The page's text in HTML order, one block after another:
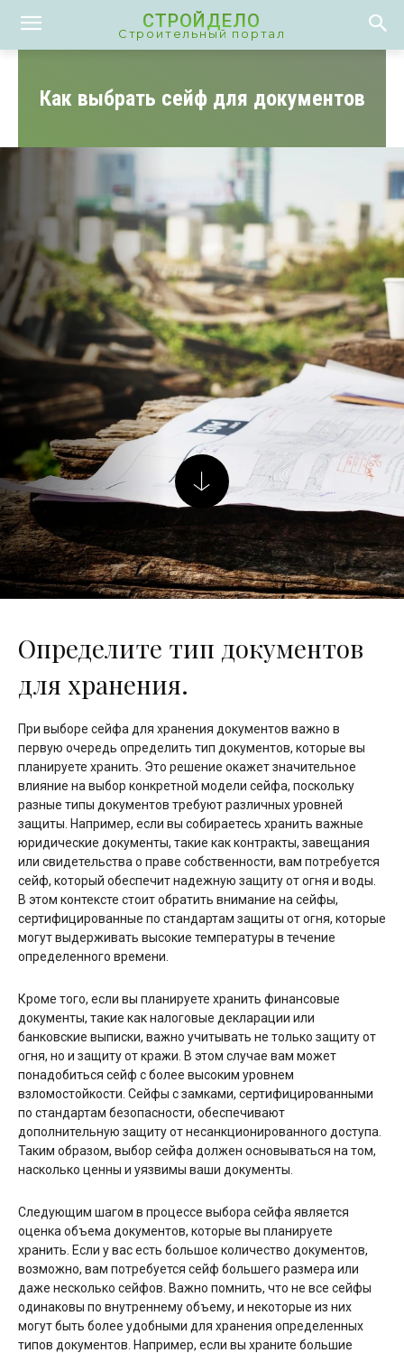
СТРОЙДЕЛО
Строительный портал
Как выбрать сейф для документов
Определите тип документов
для хранения.
При выборе сейфа для хранения документов важно в
первую очередь определить тип документов, которые вы
планируете хранить. Это решение окажет значительное
влияние на выбор конкретной модели сейфа, поскольку
разные типы документов требуют различных уровней
защиты. Например, если вы собираетесь хранить важные
юридические документы, такие как контракты, завещания
или свидетельства о праве собственности, вам потребуется
сейф, который обеспечит надежную защиту от огня и воды.
В этом контексте стоит обратить внимание на сейфы,
сертифицированные по стандартам защиты от огня, которые
могут выдерживать высокие температуры в течение
определенного времени.
Кроме того, если вы планируете хранить финансовые
документы, такие как налоговые декларации или
банковские выписки, важно учитывать не только защиту от
огня, но и защиту от кражи. В этом случае вам может
понадобиться сейф с более высоким уровнем
взломостойкости. Сейфы с замками, сертифицированными
по стандартам безопасности, обеспечивают
дополнительную защиту от несанкционированного доступа.
Таким образом, выбор сейфа должен основываться на том,
насколько ценны и уязвимы ваши документы.
Следующим шагом в процессе выбора сейфа является
оценка объема документов, которые вы планируете
хранить. Если у вас есть большое количество документов,
возможно, вам потребуется сейф большего размера или
даже несколько сейфов. Важно помнить, что не все сейфы
одинаковы по внутреннему объему, и некоторые из них
могут быть более удобными для хранения определенных
типов документов. Например, если вы храните большие